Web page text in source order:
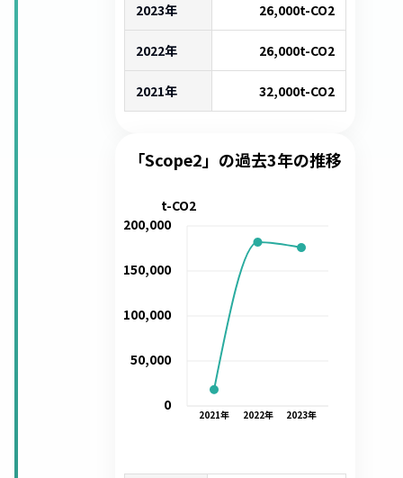
2023年 26,000t-CO2
2022年 26,000t-CO2
2021年 32,000t-CO2
「Scope2」の過去3年の推移
2021年 2022年 2023年
0
50,000
100,000
150,000
200,000
t-CO2